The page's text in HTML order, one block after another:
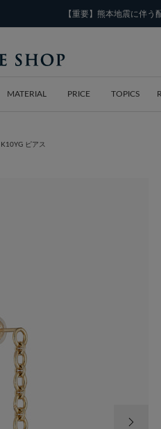
【重要】熊本地震に伴う
MATERIAL PRICE TOPICS
K10YG ピアス